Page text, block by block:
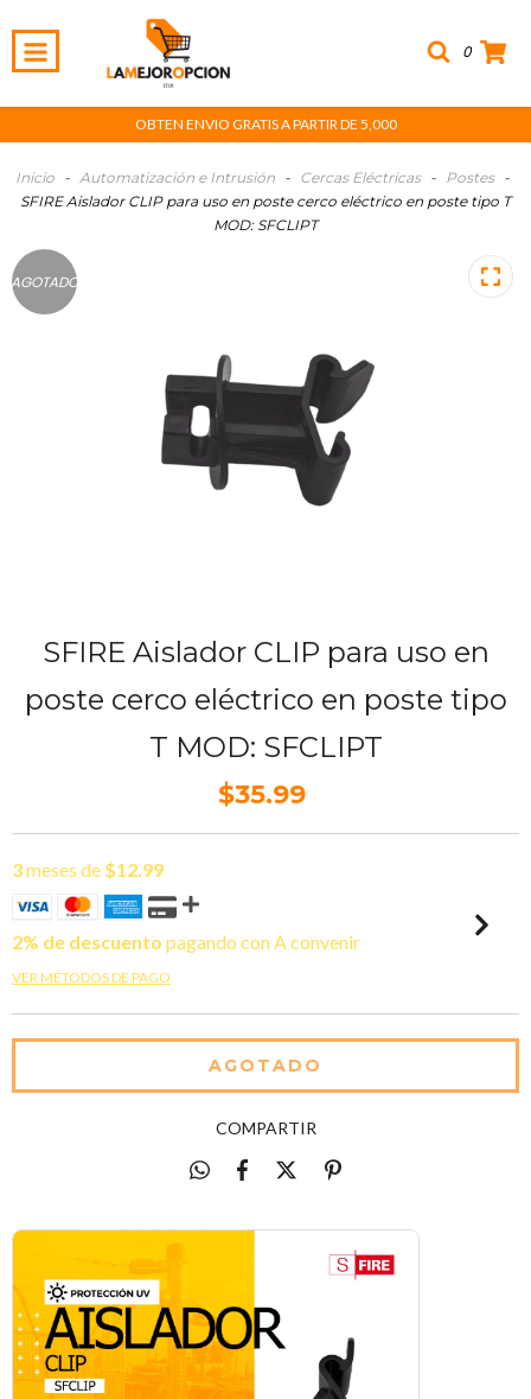
0
OBTEN ENVIO GRATIS A PARTIR DE 5,000
Inicio - Automatización e Intrusión - Cercas Eléctricas - Postes -
SFIRE Aislador CLIP para uso en poste cerco eléctrico en poste tipo T
MOD: SFCLIPT
AGOTADO
SFIRE Aislador CLIP para uso en
poste cerco eléctrico en poste tipo
T MOD: SFCLIPT
$35.99
3meses de $12.99
2% de descuento pagando con A convenir
VER MÉTODOS DE PAGO
COMPARTIR